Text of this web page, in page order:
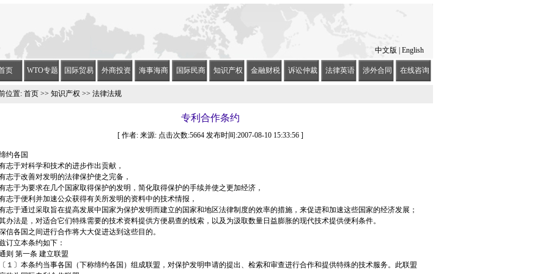
中文版 English
页 WTO专题 国际贸易 外商投资 海事海商 国际民商 知识产权 金融财税 诉讼仲裁 法律英语 涉外合同 在线咨询
位置: 首页 >> 知识产权 >> 法律法规
专利合作条约
[ 作者: 来源: 点击次数:5664 发布时间:2007-08-10 15:33:56 ]
约各国
志于对科学和技术的进步作出贡献，
志于改善对发明的法律保护使之完备，
志于为要求在几个国家取得保护的发明，简化取得保护的手续并使之更加经济，
志于便利并加速公众获得有关所发明的资料中的技术情报，
志于通过采取旨在提高发展中国家为保护发明而建立的国家和地区法律制度的效率的措施，来促进和加速这些国家的经济发展；
办法是，对适合它们特殊需要的技术资料提供方便易查的线索，以及为汲取数量日益膨胀的现代技术提供便利条件。
信各国之间进行合作将大大促进达到这些目的。
订立本条约如下：
则 第一条 建立联盟
１〕本条约当事各国（下称缔约各国）组成联盟，对保护发明申请的提出、检索和审查进行合作和提供特殊的技术服务。此联盟